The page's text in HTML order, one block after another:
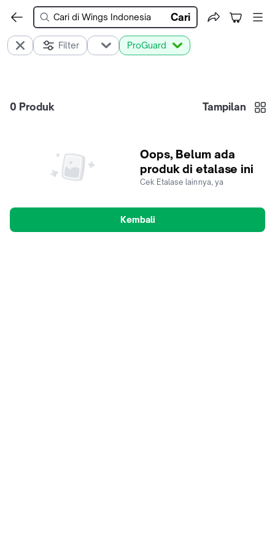
Cari
Filter ProGuard
0 Produk Tampilan
Oops, Belum ada
produk di etalase ini
Cek Etalase lainnya, ya
Kembali